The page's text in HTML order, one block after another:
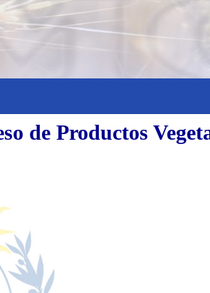
de Productos